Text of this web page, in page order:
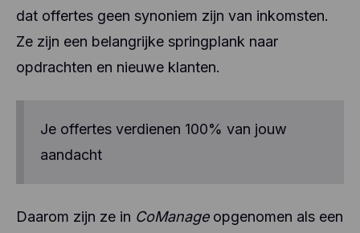
dat offertes geen synoniem zijn van inkomsten.
Ze zijn een belangrijke springplank naar
opdrachten en nieuwe klanten.
Je offertes verdienen 100% van jouw
aandacht
Daarom zijn ze in CoManageopgenomen als een